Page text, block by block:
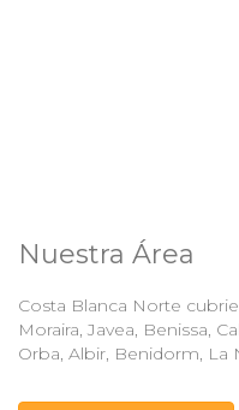
Nuestra Área
Costa Blanca Norte
Moraira, Javea, Benissa,
Orba, Albir, Benidorm, La